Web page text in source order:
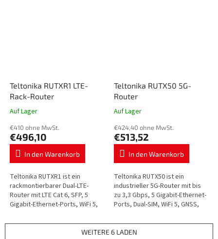
Teltonika RUTXR1 LTE-
Rack-Router
Auf Lager
€410 ohne MwSt.
€496,10
In den Warenkorb
Teltonika RUTXR1 ist ein
rackmontierbarer Dual-LTE-
Router mit LTE Cat 6, SFP, 5
Gigabit-Ethernet-Ports, WiFi 5,
Stromversorgung, RutOS und
Teltonika RUTX50 5G-
Router
Auf Lager
€424,40 ohne MwSt.
€513,52
In den Warenkorb
Teltonika RUTX50 ist ein
industrieller 5G-Router mit bis
zu 3,3 Gbps, 5 Gigabit-Ethernet-
Ports, Dual-SIM, WiFi 5, GNSS,
Cat 20 Fallback.
WEITERE 6 LADEN